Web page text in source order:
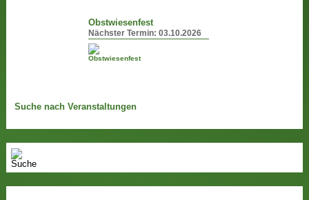
Obstwiesenfest
Nächster Termin:03.10.2026
Suche nach Veranstaltungen